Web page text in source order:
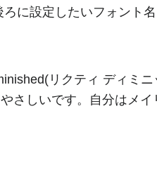
に設定したいフォント
リクティ ディミ
さしいです。自分はメ